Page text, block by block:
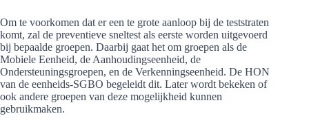
Om te voorkomen dat er een te grote aanloop bij de teststraten
komt, zal de preventieve sneltest als eerste worden uitgevoerd
bij bepaalde groepen. Daarbij gaat het om groepen als de
Mobiele Eenheid, de Aanhoudingseenheid, de
Ondersteuningsgroepen, en de Verkenningseenheid. De HON
van de eenheids-SGBO begeleidt dit. Later wordt bekeken of
ook andere groepen van deze mogelijkheid kunnen
gebruikmaken.